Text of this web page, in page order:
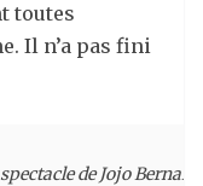
toutes
Il n’a pas fini
de Jojo Bernard